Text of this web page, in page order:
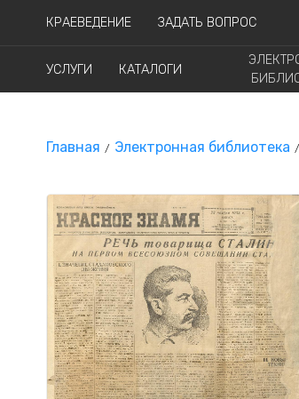
КРАЕВЕДЕНИЕ ЗАДАТЬ ВОПРОС
УСЛУГИ КАТАЛОГИ
Главная Электронная библиотека